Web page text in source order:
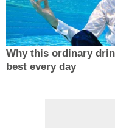
Why this ordinary
best every day